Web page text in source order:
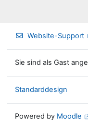
Website-Support
Sie sind als Gast
Standarddesign
Powered by Moodle